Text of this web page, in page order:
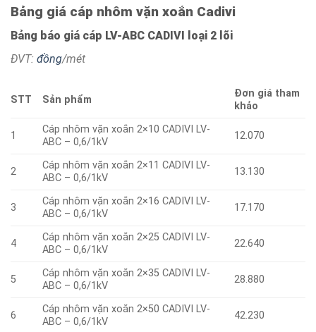
Bảng giá cáp nhôm vặn xoắn Cadivi
Bảng báo giá cáp LV-ABC CADIVI loại 2 lõi
ĐVT: đồng/mét
STT Sản phẩm
Đơn giá tham
khảo
1
Cáp nhôm vặn xoắn 2×10 CADIVI LV-
ABC – 0,6/1kV
12.070
2
Cáp nhôm vặn xoắn 2×11 CADIVI LV-
ABC – 0,6/1kV
13.130
3
Cáp nhôm vặn xoắn 2×16 CADIVI LV-
ABC – 0,6/1kV
17.170
4
Cáp nhôm vặn xoắn 2×25 CADIVI LV-
ABC – 0,6/1kV
22.640
5
Cáp nhôm vặn xoắn 2×35 CADIVI LV-
ABC – 0,6/1kV
28.880
6
Cáp nhôm vặn xoắn 2×50 CADIVI LV-
ABC – 0,6/1kV
42.230